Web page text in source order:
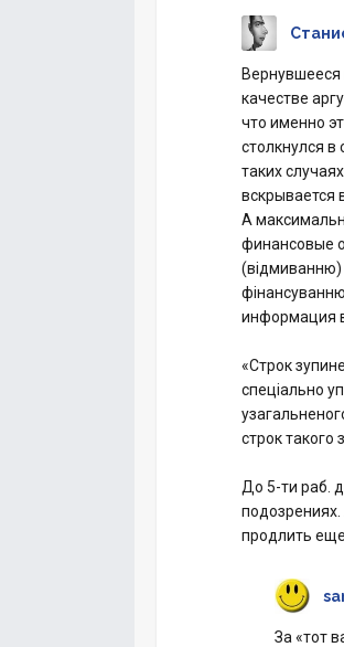
Вернувшееся
качестве
что именно
столкнулся в
таких
вскрывается
А
финансовые
(відмиванню)
информация
«Строк
спеціально
строк такого
До 5-ти раб.
продлить
За «тот